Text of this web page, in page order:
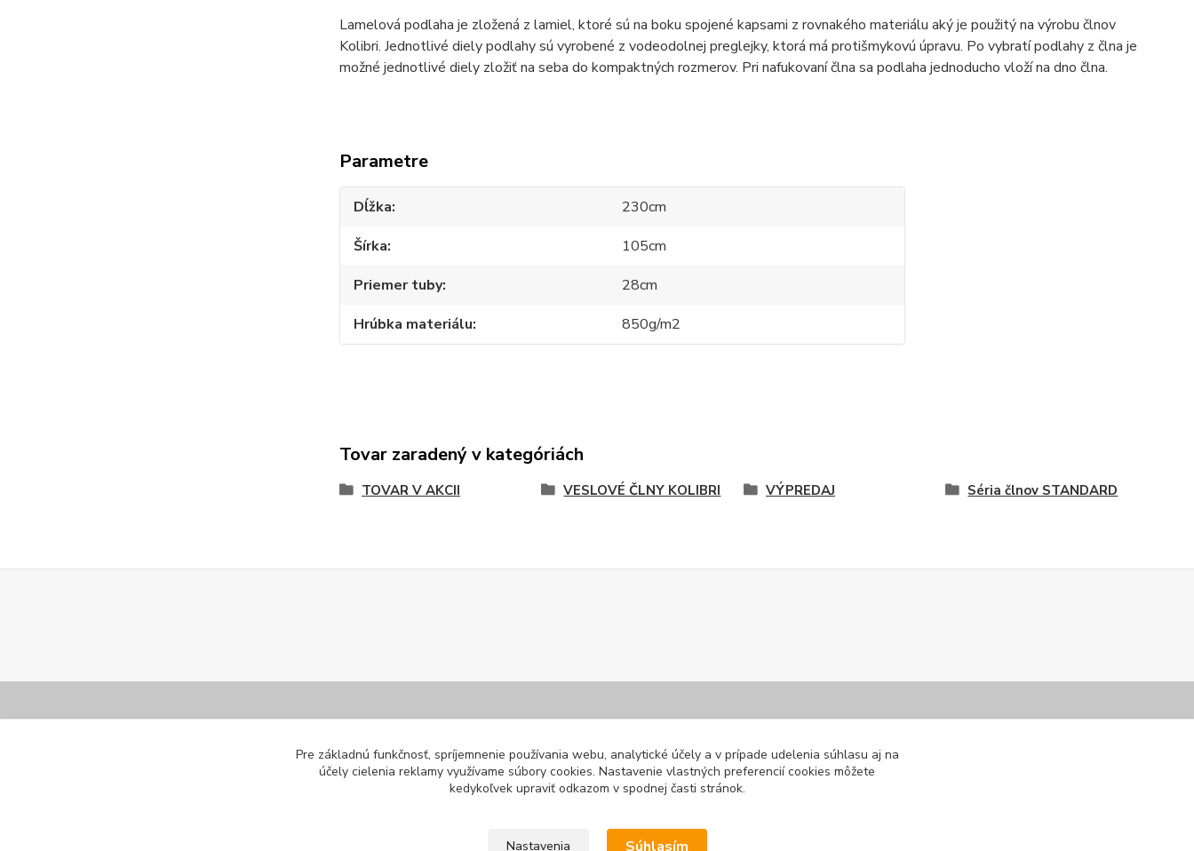
Lamelová podlaha je zložená z lamiel, ktoré sú na boku spojené kapsami z rovnakého materiálu aký je použitý na výrobu člnov
Kolibri. Jednotlivé diely podlahy sú vyrobené z vodeodolnej preglejky, ktorá má protišmykovú úpravu. Po vybratí podlahy z člna je
možné jednotlivé diely zložiť na seba do kompaktných rozmerov. Pri nafukovaní člna sa podlaha jednoducho vloží na dno člna.
Parametre
Dĺžka
230cm
Šírka
105cm
Priemer tuby
28cm
Hrúbka materiálu
850g/m2
Tovar zaradený v kategóriách
TOVAR V AKCII VESLOVÉ ČLNY KOLIBRI VÝPREDAJ Séria člnov STANDARD
Dôležité odkazy
Obchodné podmienky
Veľkoobchodná spolupráca
Ste predajcom športového, rybárskeho,
Neváhajte nás kontaktovať pre
Pre základnú funkčnosť, spríjemnenie používania webu, analytické účely a v prípade udelenia súhlasu aj na
účely cielenia reklamy využívame súbory cookies. Nastavenie vlastných preferencií cookies môžete
kedykoľvek upraviť odkazom v spodnej časti stránok.
Nastavenia Súhlasím